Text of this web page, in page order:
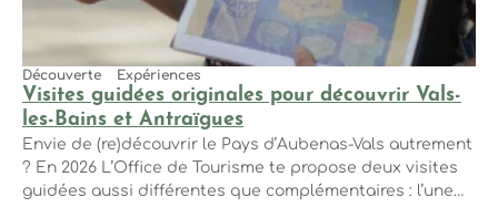
Visites guidées originales pour découvrir Vals-
les-Bains et Antraïgues
Découverte Expériences
Envie de (re)découvrir le Pays d’Aubenas-Vals autrement
? En 2026 L’Office de Tourisme te propose deux visites
guidées aussi différentes que complémentaires : l’une